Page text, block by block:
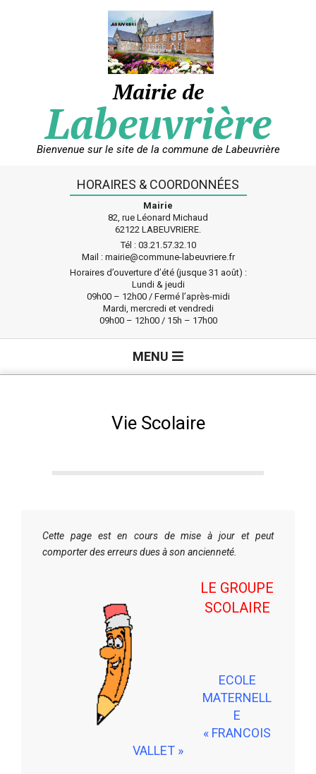
Mairie de
Labeuvrière
Bienvenue sur le site de la commune de Labeuvrière
HORAIRES & COORDONNÉES
Mairie
82, rue Léonard Michaud
62122 LABEUVRIERE.
Tél : 03.21.57.32.10
Mail : mairie@commune-labeuvriere.fr
Horaires d’ouverture d’été (jusque 31 août) :
Lundi & jeudi
09h00 – 12h00 / Fermé l’après-midi
Mardi, mercredi et vendredi
09h00 – 12h00 / 15h – 17h00
MENU
Vie Scolaire
Cette page est en cours de mise à jour et peut
comporter des erreurs dues à son ancienneté.
LE GROUPE
SCOLAIRE
ECOLE
MATERNELL
E
« FRANCOIS
VALLET »